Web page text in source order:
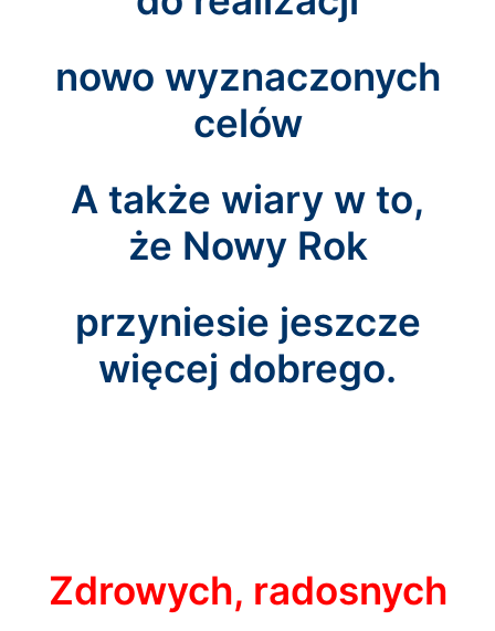
nowo wyznaczonych
celów
A także wiary w to,
że Nowy Rok
przyniesie jeszcze
więcej dobrego.
Zdrowych, radosnych